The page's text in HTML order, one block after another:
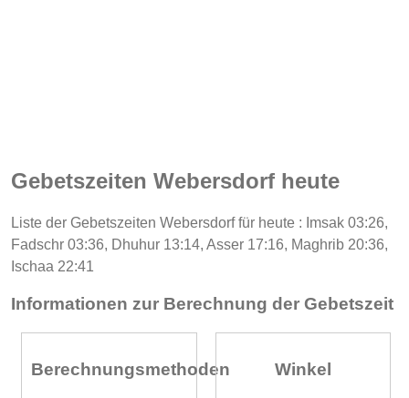
Gebetszeiten Webersdorf heute
Liste der Gebetszeiten Webersdorf für heute : Imsak 03:26,
Fadschr 03:36, Dhuhur 13:14, Asser 17:16, Maghrib 20:36,
Ischaa 22:41
Informationen zur Berechnung der Gebetszeit
Berechnungsmethoden Winkel